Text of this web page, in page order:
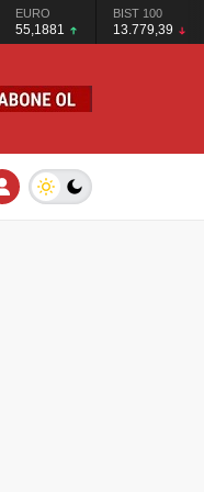
EURO
55,1881
BIST 100
13.779,39